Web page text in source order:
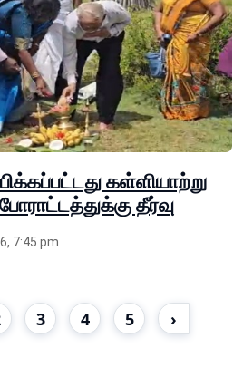
கள்ளியாற்று
தீர்வு
7:45 pm
3 4 5 ›